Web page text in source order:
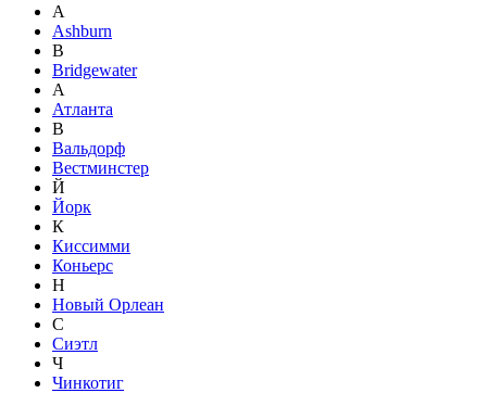
A
Ashburn
B
Bridgewater
А
Атланта
В
Вальдорф
Вестминстер
Й
Йорк
К
Киссимми
Коньерс
Н
Новый Орлеан
С
Сиэтл
Ч
Чинкотиг